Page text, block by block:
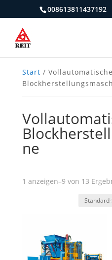
008613811437192
Start / Vollautomatische
ne
1 anzeigen–9 von 13